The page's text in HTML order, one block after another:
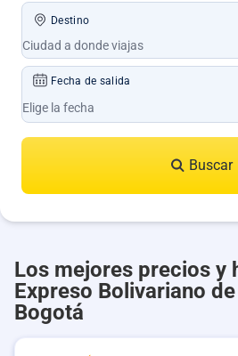
Destino
Fecha de salida
Buscar
Los mejores precios y
Expreso Bolivariano
Bogotá